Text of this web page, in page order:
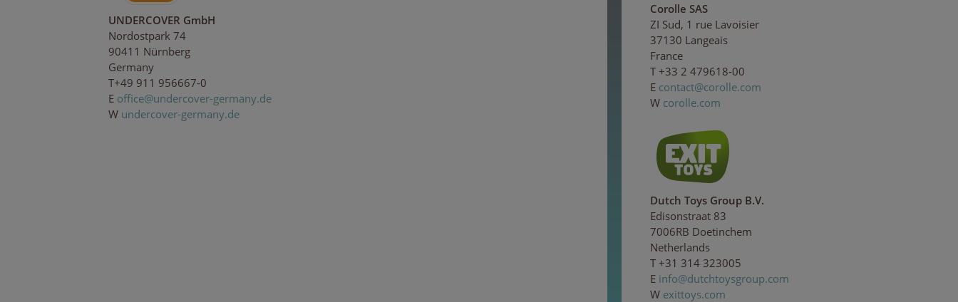
UNDERCOVER GmbH
Nordostpark 74
90411 Nürnberg
Germany
T+49 911 956667-0
E ofce@undercover-germany.de
W undercover-germany.de
Corolle SAS
ZI Sud, 1 rue Lavoisier
37130 Langeais
France
T +33 2 479618-00
E contact@corolle.com
W corolle.com
Dutch Toys Group B.V.
Edisonstraat 83
7006RB Doetinchem
Netherlands
T +31 314 323005
E info@dutchtoysgroup.com
W exittoys.com